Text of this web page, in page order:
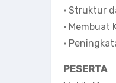
• Struktur
• Membuat
•
PESERTA